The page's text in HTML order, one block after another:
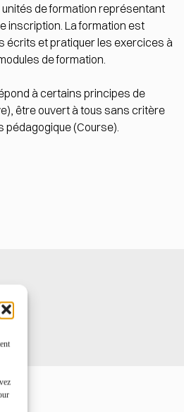
unités de formation représentant
inscription. La formation est
écrits et pratiquer les exercices à
de formation.
à certains principes de
être ouvert à tous sans critère
pédagogique (Course).